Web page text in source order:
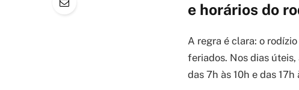
e horários do
A regra é clara: o
feriados. Nos dias
das 7h às 10h e das